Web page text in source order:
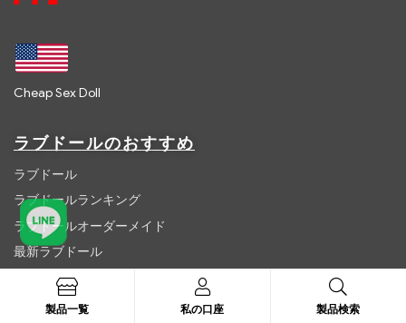
Cheap Sex Doll
ラブドールのおすすめ
ラブドール
ラブドールランキング
ラブドールオーダーメイド
最新ラブドール
製品一覧
製品一覧 私の口座 製品検索